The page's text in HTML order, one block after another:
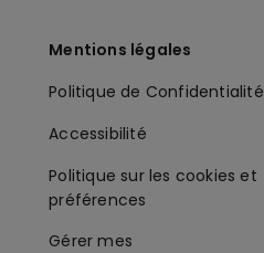
Mentions légales
Politique de Confidentialité
Accessibilité
Politique sur les cookies et
préférences